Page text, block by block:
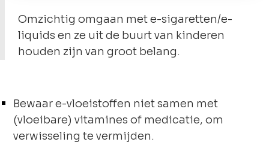
Omzichtig omgaan met e-sigaretten/e-
liquids en ze uit de buurt van kinderen
houden zijn van groot belang.
Bewaar e-vloeistoffen niet samen met
(vloeibare) vitamines of medicatie, om
verwisseling te vermijden.